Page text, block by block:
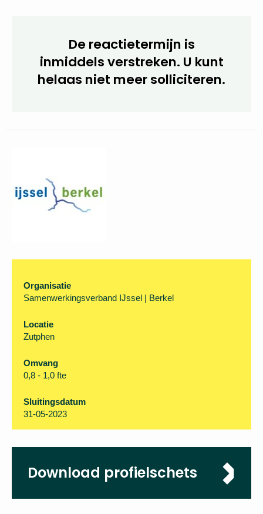
De reactietermijn is
inmiddels verstreken. U kunt
Organisatie
Samenwerkingsverband IJssel | Berkel
Locatie
Zutphen
Omvang
0,8 - 1,0 fte
Sluitingsdatum